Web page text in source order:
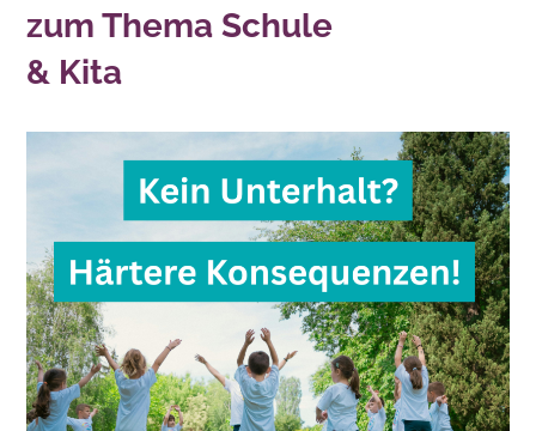
zum Thema Schule
& Kita